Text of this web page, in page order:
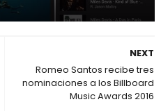
NEXT
Romeo Santos recibe tres
nominaciones a los Billboard
Music Awards 2016